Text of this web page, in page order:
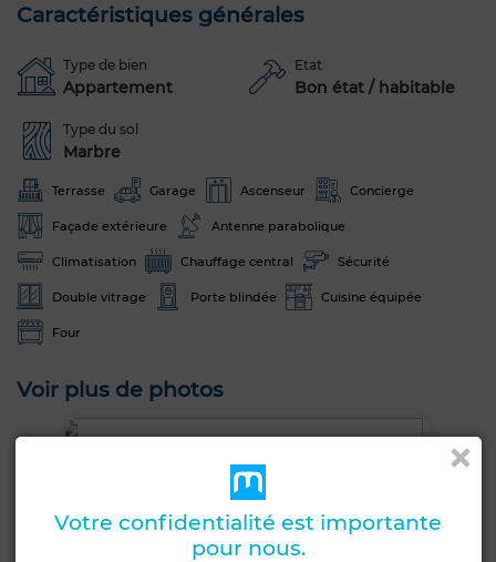
Caractéristiques générales
Type de bien
Appartement
Etat
Bon état / habitable
Type du sol
Marbre
Terrasse Garage Ascenseur Concierge
Façade extérieure Antenne parabolique
Climatisation Chauffage central Sécurité
Double vitrage Porte blindée Cuisine équipée
Four
Voir plus de photos
Votre confidentialité est importante
pour nous.